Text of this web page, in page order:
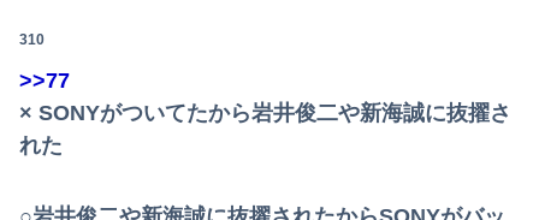
310
>>77
× SONYがついてたから岩井俊二や新海誠に抜擢さ
れた